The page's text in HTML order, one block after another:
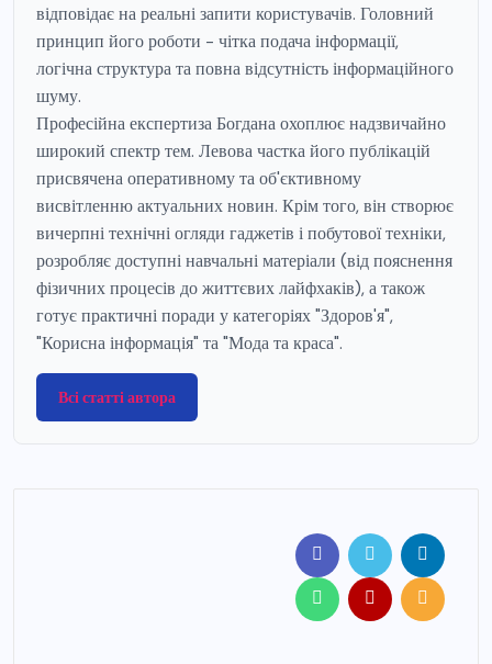
відповідає на реальні запити користувачів. Головний
принцип його роботи - чітка подача інформації,
логічна структура та повна відсутність інформаційного
шуму.
Професійна експертиза Богдана охоплює надзвичайно
широкий спектр тем. Левова частка його публікацій
присвячена оперативному та об'єктивному
висвітленню актуальних новин. Крім того, він створює
вичерпні технічні огляди гаджетів і побутової техніки,
розробляє доступні навчальні матеріали (від пояснення
фізичних процесів до життєвих лайфхаків), а також
готує практичні поради у категоріях "Здоров'я",
"Корисна інформація" та "Мода та краса".
Всі статті автора